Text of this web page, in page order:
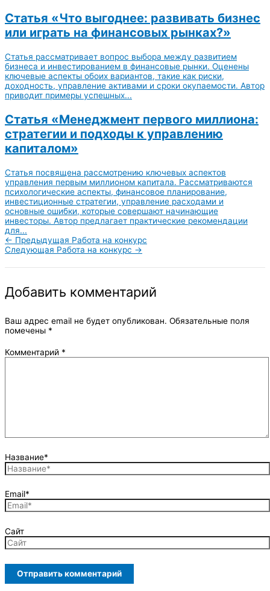
Статья «Что выгоднее: развивать бизнес
или играть на финансовых рынках?»
Статья рассматривает вопрос выбора между развитием
бизнеса и инвестированием в финансовые рынки. Оценены
ключевые аспекты обоих вариантов, такие как риски,
доходность, управление активами и сроки окупаемости. Автор
приводит примеры успешных...
Статья «Менеджмент первого миллиона:
стратегии и подходы к управлению
капиталом»
Статья посвящена рассмотрению ключевых аспектов
управления первым миллионом капитала. Рассматриваются
психологические аспекты, финансовое планирование,
инвестиционные стратегии, управление расходами и
основные ошибки, которые совершают начинающие
инвесторы. Автор предлагает практические рекомендации
для...
← Предыдущая Работа на конкурс
Следующая Работа на конкурс →
Добавить комментарий
Ваш адрес email не будет опубликован. Обязательные поля
помечены *
Комментарий *
Название*
Email*
Сайт